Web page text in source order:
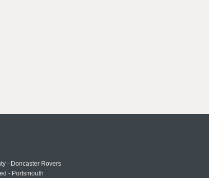
- Doncaster Rovers
- Portsmouth